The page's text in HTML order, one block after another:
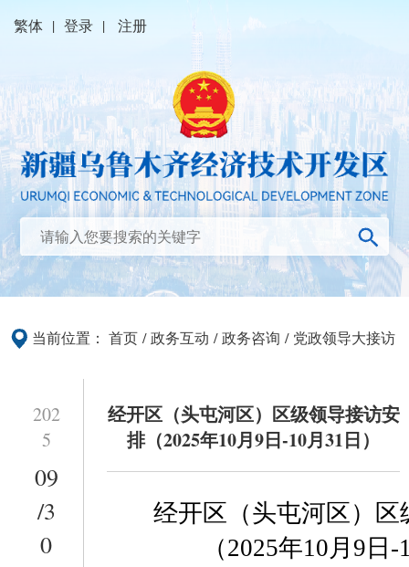
繁体 | 登录 | 注册
当前位置： 首页 /政务互动 /政务咨询 / 党政领导大接访
202
5
09
/3
0
经开区（头屯河区）区级领导接访安
排（2025年10月9日-10月31日）
经开区（头屯河区）区
（2025年10月9日